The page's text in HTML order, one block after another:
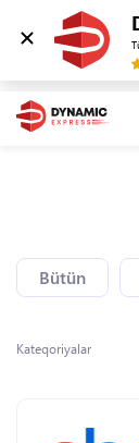
Bütün
Kateqoriyalar